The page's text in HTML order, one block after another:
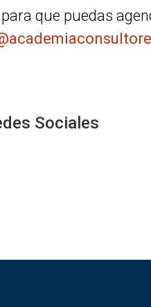
que puedas
Sociales